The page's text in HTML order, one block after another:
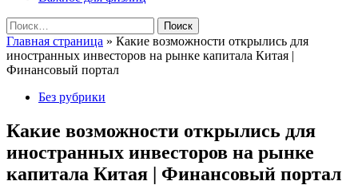
Найти:
Главная страница » Какие возможности открылись для
иностранных инвесторов на рынке капитала Китая |
Финансовый портал
Без рубрики
Какие возможности открылись для
иностранных инвесторов на рынке
капитала Китая | Финансовый портал